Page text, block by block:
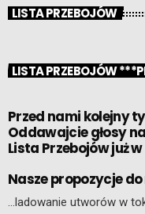
LISTA PRZEBOJÓW
LISTA PRZEBOJÓW
Przed nami kolejny
Oddawajcie głosy
Lista Przebojów już
Nasze propozycje
…ladowanie utworów w